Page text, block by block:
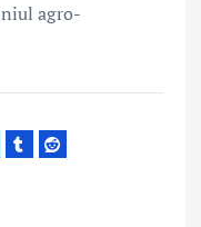
agro-